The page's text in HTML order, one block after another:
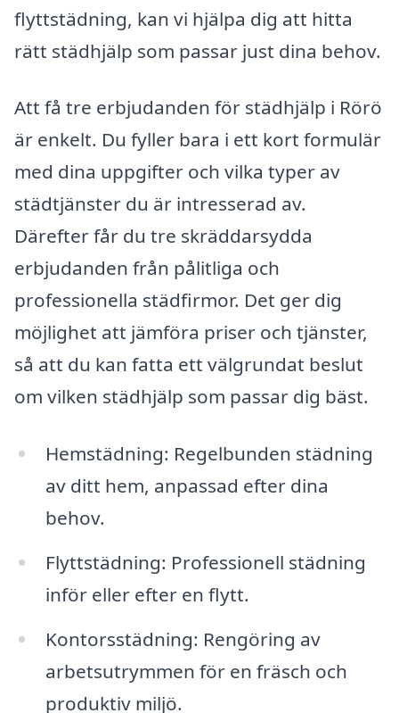
flyttstädning, kan vi hjälpa dig att hitta
rätt städhjälp som passar just dina behov.
Att få tre erbjudanden för städhjälp i Rörö
är enkelt. Du fyller bara i ett kort formulär
med dina uppgifter och vilka typer av
städtjänster du är intresserad av.
Därefter får du tre skräddarsydda
erbjudanden från pålitliga och
professionella städfirmor. Det ger dig
möjlighet att jämföra priser och tjänster,
så att du kan fatta ett välgrundat beslut
om vilken städhjälp som passar dig bäst.
Hemstädning: Regelbunden städning
av ditt hem, anpassad efter dina
behov.
Flyttstädning: Professionell städning
inför eller efter en flytt.
Kontorsstädning: Rengöring av
arbetsutrymmen för en fräsch och
produktiv miljö.